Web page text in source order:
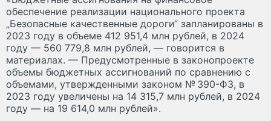
обеспечение реализации национального проекта
„Безопасные качественные дороги“ запланированы в
2023 году в объеме 412 951,4 млн рублей, в 2024
году — 560 779,8 млн рублей, — говорится в
материалах. — Предусмотренные в законопроекте
объемы бюджетных ассигнований по сравнению с
объемами, утвержденными законом № 390-ФЗ, в
2023 году увеличены на 14 315,7 млн рублей, в 2024
году — на 19 614,0 млн рублей».